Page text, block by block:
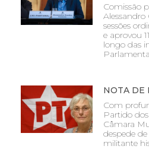
Comissão
Alessandro
sessões
e aprovou
longo das
NOTA DE
Com
Partido
Câmara
despede
militante